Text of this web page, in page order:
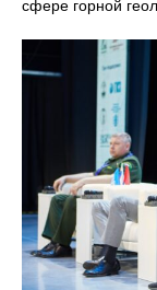
сфере горной